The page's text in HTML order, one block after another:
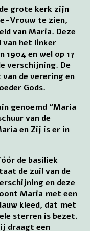
grote kerk zijn
Vrouw te zien,
van Maria. Deze
van het linker
1904 en wel op 17
verschijning. De
de verering en
Gods.
genoemd “Maria
van de
en Zij is er in
de basiliek
de zuil van de
en deze
Maria met een
kleed, dat met
sterren is bezet.
draagt een